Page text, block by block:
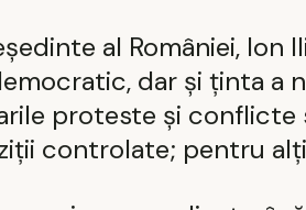
al României,
dar și ținta a
proteste și conflicte
controlate; pentru